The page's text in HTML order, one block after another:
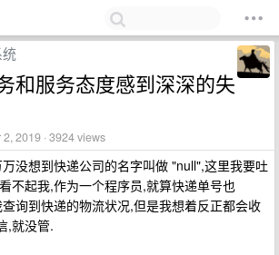
和服务态度感到深深的失
2, 2019 · 3924 views
没想到快递公司的名字叫做 "null",这里我要吐
不起我,作为一个程序员,就算快递单号也
询到快递的物流状况,但是我想着反正都会收
,就没管.